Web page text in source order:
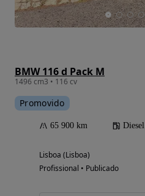
BMW 116 d Pack M
1496 cm3 • 116 cv
Promovido
65 900 km Diesel
Lisboa (Lisboa)
Profissional • Publicado